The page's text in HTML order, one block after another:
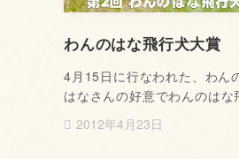
わんのはな飛行犬大賞
4月15日に行なわれた、わん
はなさんの好意でわんのは
2012年4月23日